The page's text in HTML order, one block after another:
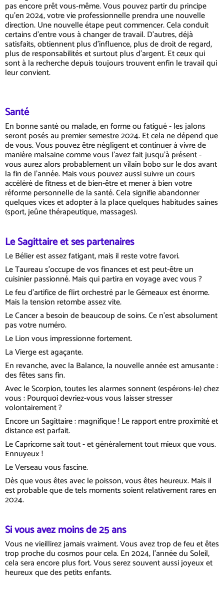
pas encore prêt vous-même. Vous pouvez partir du principe
qu'en 2024, votre vie professionnelle prendra une nouvelle
direction. Une nouvelle étape peut commencer. Cela conduit
certains d'entre vous à changer de travail. D'autres, déjà
satisfaits, obtiennent plus d'influence, plus de droit de regard,
plus de responsabilités et surtout plus d'argent. Et ceux qui
sont à la recherche depuis toujours trouvent enfin le travail qui
leur convient.
Santé
En bonne santé ou malade, en forme ou fatigué - les jalons
seront posés au premier semestre 2024. Et cela ne dépend que
de vous. Vous pouvez être négligent et continuer à vivre de
manière malsaine comme vous l'avez fait jusqu'à présent -
vous aurez alors probablement un vilain bobo sur le dos avant
la fin de l'année. Mais vous pouvez aussi suivre un cours
accéléré de fitness et de bien-être et mener à bien votre
réforme personnelle de la santé. Cela signifie abandonner
quelques vices et adopter à la place quelques habitudes saines
(sport, jeûne thérapeutique, massages).
Le Sagittaire et ses partenaires
Le Bélier est assez fatigant, mais il reste votre favori.
Le Taureau s'occupe de vos finances et est peut-être un
cuisinier passionné. Mais qui partira en voyage avec vous ?
Le feu d'artifice de flirt orchestré par le Gémeaux est énorme.
Mais la tension retombe assez vite.
Le Cancer a besoin de beaucoup de soins. Ce n'est absolument
pas votre numéro.
Le Lion vous impressionne fortement.
La Vierge est agaçante.
En revanche, avec la Balance, la nouvelle année est amusante :
des fêtes sans fin.
Avec le Scorpion, toutes les alarmes sonnent (espérons-le) chez
vous : Pourquoi devriez-vous vous laisser stresser
volontairement ?
Encore un Sagittaire : magnifique ! Le rapport entre proximité et
distance est parfait.
Le Capricorne sait tout - et généralement tout mieux que vous.
Ennuyeux !
Le Verseau vous fascine.
Dès que vous êtes avec le poisson, vous êtes heureux. Mais il
est probable que de tels moments soient relativement rares en
2024.
Si vous avez moins de 25 ans
Vous ne vieillirez jamais vraiment. Vous avez trop de feu et êtes
trop proche du cosmos pour cela. En 2024, l'année du Soleil,
cela sera encore plus fort. Vous serez souvent aussi joyeux et
heureux que des petits enfants.